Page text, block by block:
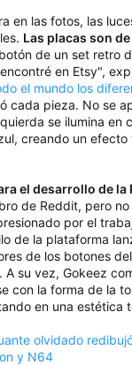
en las fotos, las
Las placas son
de un set retro
en Etsy",
el mundo los
cada pieza. No se
se ilumina en
creando un efecto
el desarrollo de la
de Reddit, pero
por el
de la plataforma
de los botones
A su vez, Gokeez
con la forma de la
en una estética
olvidado
y N64